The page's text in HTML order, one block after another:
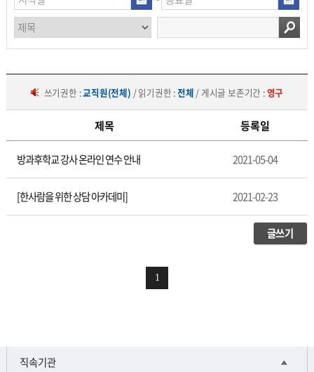
쓰기권한 :교직원(전체) / 읽기권한 :전체 / 게시글 보존기간 :영구
안
제목 등록일
방과후학교 강사 온라인 연수 안내 2021-05-04
[한사람을 위한 상담 아카데미] 2021-02-23
글쓰기
1
직속기관